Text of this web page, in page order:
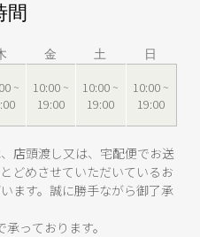
間
金 土 日
~
10:00 ~
19:00
10:00 ~
19:00
10:00 ~
19:00
店頭渡し又は、宅配便でお送
どめさせていただいているお
ます。誠に勝手ながら御了承
っております。